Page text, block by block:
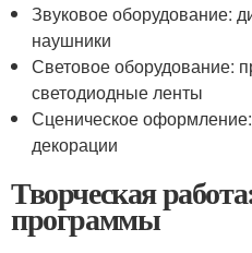
Звуковое оборудование:
наушники
Световое оборудование:
светодиодные ленты
Сценическое
декорации
Творческая
программы